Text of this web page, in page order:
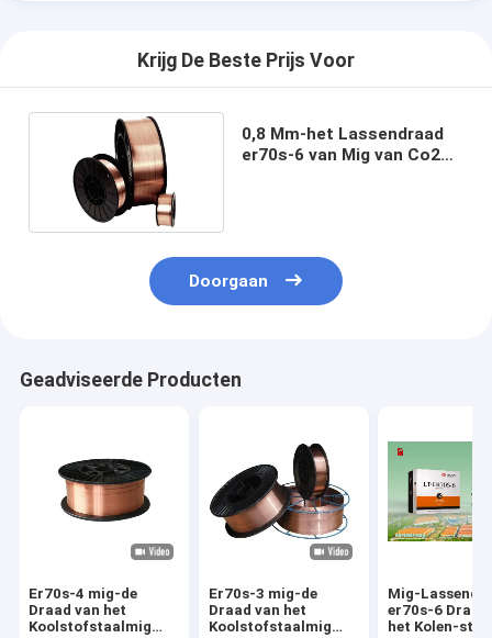
Krijg De Beste Prijs Voor
0,8 Mm-het Lassendraad
er70s-6 van Mig van Co2
Doorgaan
Geadviseerde Producten
Er70s-4 mig-de
Draad van het
Koolstofstaalmig
Er70s-3 mig-de
Draad van het
Koolstofstaalmig
Mig-
er70s-6 Draad
het Kolen-